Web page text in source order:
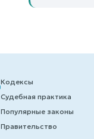
Кодексы
Судебная практика
Популярные законы
Правительство